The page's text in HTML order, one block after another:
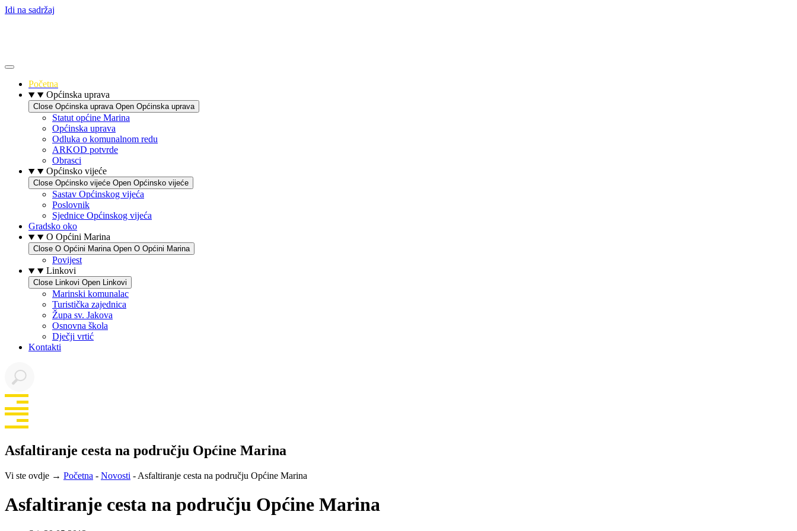
Idi na sadržaj
Početna
Općinska uprava
Close Općinska uprava Open Općinska uprava
Statut općine Marina
Općinska uprava
Odluka o komunalnom redu
ARKOD potvrde
Obrasci
Općinsko vijeće
Close Općinsko vijeće Open Općinsko vijeće
Sastav Općinskog vijeća
Poslovnik
Sjednice Općinskog vijeća
Gradsko oko
O Općini Marina
Close O Općini Marina Open O Općini Marina
Povijest
Linkovi
Close Linkovi Open Linkovi
Marinski komunalac
Turistička zajednica
Župa sv. Jakova
Osnovna škola
Dječji vrtić
Kontakti
Asfaltiranje cesta na području Općine Marina
Vi ste ovdje → Početna - Novosti - Asfaltiranje cesta na području Općine Marina
Asfaltiranje cesta na području Općine Marina